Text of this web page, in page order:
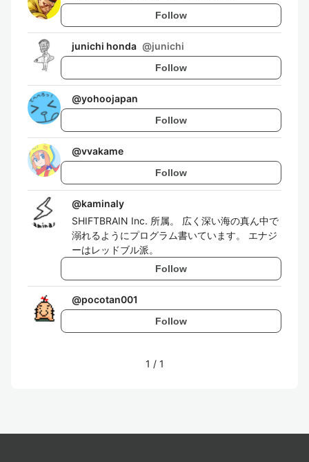
Follow
junichi honda @junichi
Follow
@yohoojapan
Follow
@vvakame
Follow
@kaminaly
SHIFTBRAIN Inc. 所属。 広く深い海の真ん中で
溺れるようにプログラム書いています。 エナジ
ーはレッドブル派。
Follow
@pocotan001
Follow
1 / 1